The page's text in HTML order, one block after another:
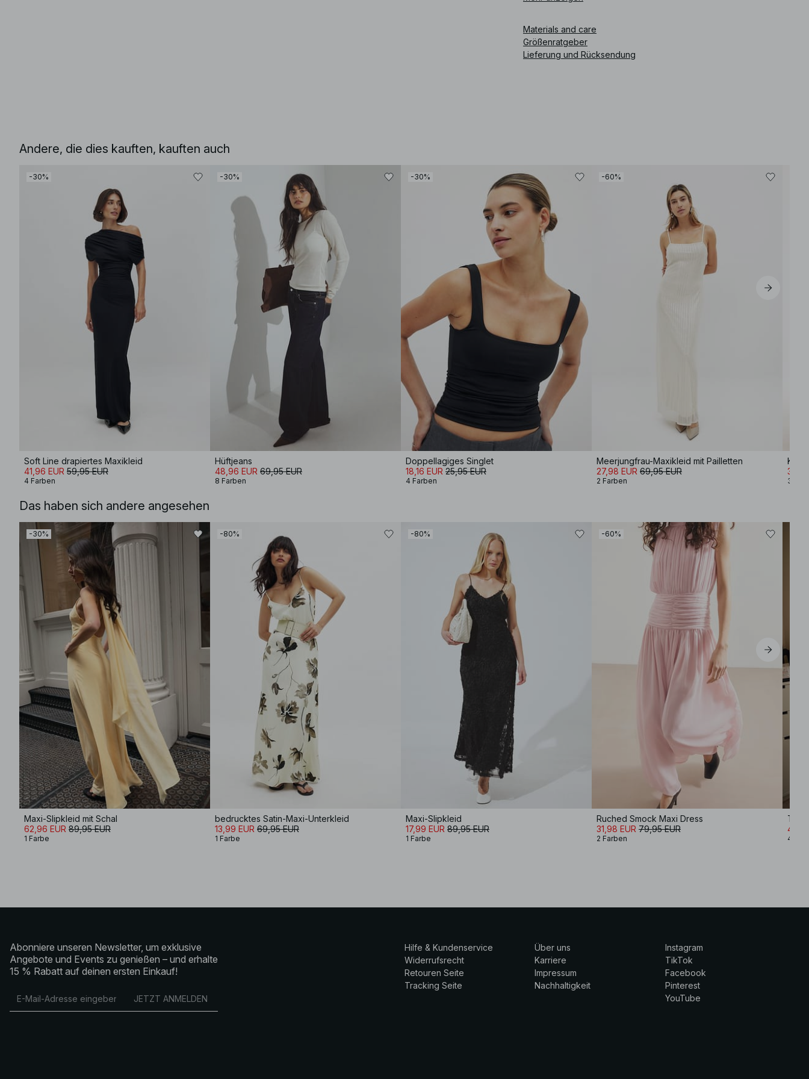
Artikelnummer:1100-011343-0719
Materials and care
Größenratgeber
Lieferung und Rücksendung
Andere, die dies kauften, kauften auch
-30%
Soft Line drapiertes Maxikleid
41,96 EUR 59,95 EUR
4 Farben
-30%
Hüftjeans
48,96 EUR 69,95 EUR
8 Farben
-30%
Doppellagiges Singlet
18,16 EUR 25,95 EUR
4 Farben
-60%
Meerjungfrau-Maxikleid mit Pailletten
27,98 EUR 69,95 EUR
2 Farben
Kleid
3
Das haben sich andere angesehen
-30%
Maxi-Slipkleid mit Schal
62,96 EUR 89,95 EUR
1 Farbe
-80%
bedrucktes Satin-Maxi-Unterkleid
13,99 EUR 69,95 EUR
1 Farbe
-80%
Maxi-Slipkleid
17,99 EUR 89,95 EUR
1 Farbe
-60%
Ruched Smock Maxi Dress
31,98 EUR 79,95 EUR
2 Farben 4
Abonniere unseren Newsletter, um exklusive
Angebote und Events zu genießen – und erhalte
15 % Rabatt auf deinen ersten Einkauf!
JETZT ANMELDEN
Hilfe & Kundenservice
Widerrufsrecht
Retouren Seite
Tracking Seite
Über uns
Karriere
Impressum
Nachhaltigkeit
Instagram
TikTok
Facebook
Pinterest
YouTube